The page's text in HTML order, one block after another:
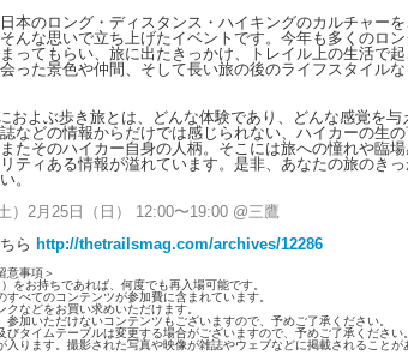
本のロング・ディスタンス・ハイキングのカルチャー
んな思いで立ち上げたイベントです。今年も多くのロ
ってもらい、旅に出たきっかけ、トレイル上の生活で
った景色や仲間、そして長い旅の後のライフスタイル
およぶ歩き旅とは、どんな体験であり、どんな感覚を与
などの情報からだけでは感じられない、ハイカーの生
たそのハイカー自身の人柄。そこには旅への憧れや臨場
ティある情報が溢れています。是非、あなたの旅のき
。
）2月25日（日） 12:00〜19:00 @三鷹
ら http://thetrailsmag.com/archives/12286
意事項＞
をお持ちであれば、何度でも再入場可能です。
べてのコンテンツが参加費に含まれています。
などをお買い求めいただけます。
加いただけないコンテンツもございますので、予めご了承ください。
タイムテーブルは変更する場合がございますので、予めご了承ください。
ります。撮影された写真や映像が雑誌やウェブなどに掲載されることが